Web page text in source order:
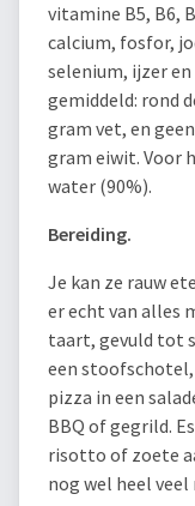
vitamine B5, B6,
calcium, fosfor,
selenium, ijzer
gemiddeld: rond
gram vet, en
gram eiwit. Voor
water (90%).
Bereiding.
Je kan ze rauw
er echt van alles
taart, gevuld tot
een stoofschotel,
pizza in een
BBQ of gegrild.
risotto of zoete
nog wel heel